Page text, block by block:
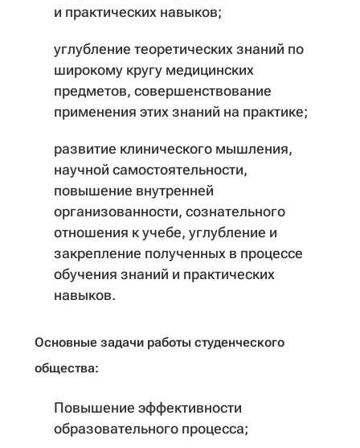
и практических навыков;
углубление теоретических знаний по
широкому кругу медицинских
предметов, совершенствование
применения этих знаний на практике;
развитие клинического мышления,
научной самостоятельности,
повышение внутренней
организованности, сознательного
отношения к учебе, углубление и
закрепление полученных в процессе
обучения знаний и практических
навыков.
Основные задачи работы студенческого
общества:
Повышение эффективности
образовательного процесса;